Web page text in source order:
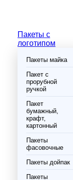
Пакеты с
логотипом
Пакеты майка
Пакет с
прорубной
ручкой
Пакет
бумажный,
крафт,
картонный
Пакеты
фасовочные
Пакеты дойпак
Пакеты